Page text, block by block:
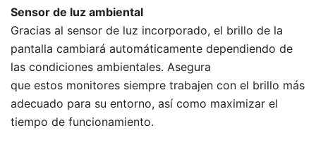
Sensor de luz ambiental
Gracias al sensor de luz incorporado, el brillo de la
pantalla cambiará automáticamente dependiendo de
las condiciones ambientales. Asegura
que estos monitores siempre trabajen con el brillo más
adecuado para su entorno, así como maximizar el
tiempo de funcionamiento.